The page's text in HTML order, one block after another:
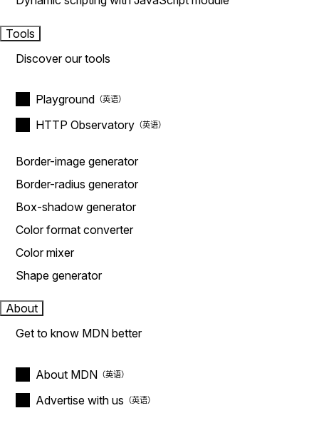
Tools
Discover our tools
Playground
HTTP Observatory
Border-image generator
Border-radius generator
Box-shadow generator
Color format converter
Color mixer
Shape generator
About
Get to know MDN better
About MDN
Advertise with us